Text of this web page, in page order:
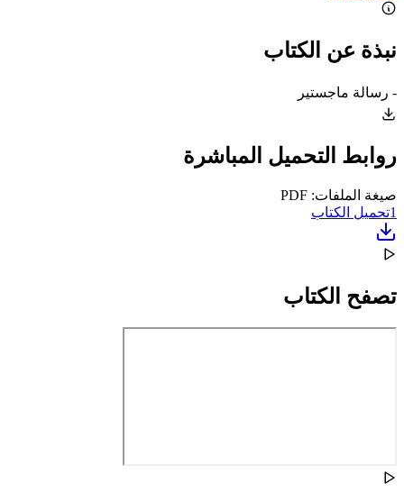
نبذة عن الكتاب
- رسالة ماجستير
روابط التحميل المباشرة
صيغة الملفات: PDF
1تحميل الكتاب
تصفح الكتاب